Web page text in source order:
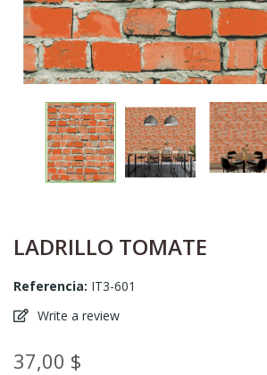
LADRILLO TOMATE
Referencia: IT3-601
Write a review
37,00 $